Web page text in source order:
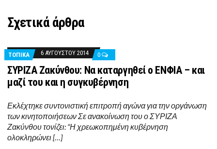
Σχετικά άρθρα
ΤΟΠΙΚΑ 6 ΑΥΓΟΎΣΤΟΥ 2014 0
ΣΥΡΙΖΑ Ζακύνθου: Να καταργηθεί ο ΕΝΦΙΑ – και
μαζί του και η συγκυβέρνηση
Εκλέχτηκε συντονιστική επιτροπή αγώνα για την οργάνωση
των κινητοποιήσεων Σε ανακοίνωση του ο ΣΥΡΙΖΑ
Ζακύνθου τονίζει: “Η χρεωκοπημένη κυβέρνηση
ολοκληρώνει […]